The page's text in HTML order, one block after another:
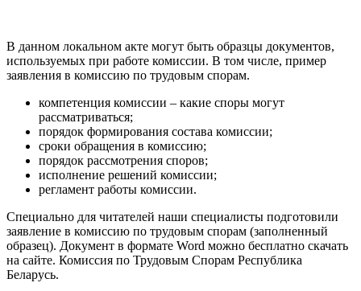
В данном локальном акте могут быть образцы документов,
используемых при работе комиссии. В том числе, пример
заявления в комиссию по трудовым спорам.
компетенция комиссии – какие споры могут
рассматриваться;
порядок формирования состава комиссии;
сроки обращения в комиссию;
порядок рассмотрения споров;
исполнение решений комиссии;
регламент работы комиссии.
Специально для читателей наши специалисты подготовили
заявление в комиссию по трудовым спорам (заполненный
образец). Документ в формате Word можно бесплатно скачать
на сайте. Комиссия по Трудовым Спорам Республика
Беларусь.